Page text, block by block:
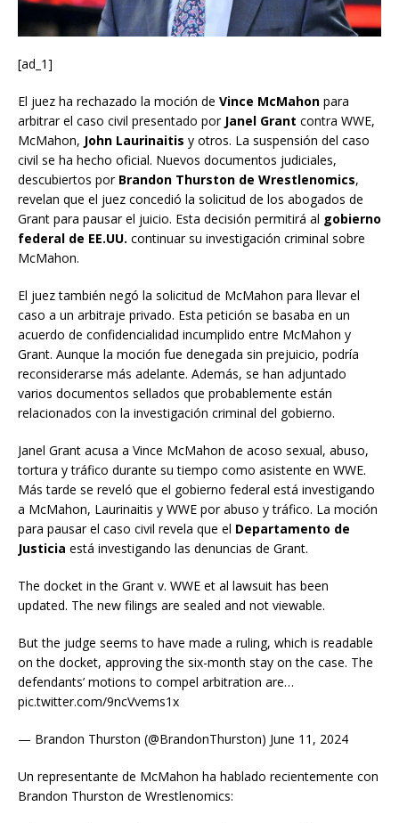
[ad_1]
El juez ha rechazado la moción de Vince McMahon para
arbitrar el caso civil presentado por Janel Grant contra WWE,
McMahon, John Laurinaitis y otros. La suspensión del caso
civil se ha hecho oficial. Nuevos documentos judiciales,
descubiertos por Brandon Thurston de Wrestlenomics,
revelan que el juez concedió la solicitud de los abogados de
Grant para pausar el juicio. Esta decisión permitirá al gobierno
federal de EE.UU. continuar su investigación criminal sobre
McMahon.
El juez también negó la solicitud de McMahon para llevar el
caso a un arbitraje privado. Esta petición se basaba en un
acuerdo de confidencialidad incumplido entre McMahon y
Grant. Aunque la moción fue denegada sin prejuicio, podría
reconsiderarse más adelante. Además, se han adjuntado
varios documentos sellados que probablemente están
relacionados con la investigación criminal del gobierno.
Janel Grant acusa a Vince McMahon de acoso sexual, abuso,
tortura y tráfico durante su tiempo como asistente en WWE.
Más tarde se reveló que el gobierno federal está investigando
a McMahon, Laurinaitis y WWE por abuso y tráfico. La moción
para pausar el caso civil revela que el Departamento de
Justicia está investigando las denuncias de Grant.
The docket in the Grant v. WWE et al lawsuit has been
updated. The new filings are sealed and not viewable.
But the judge seems to have made a ruling, which is readable
on the docket, approving the six-month stay on the case. The
defendants’ motions to compel arbitration are…
pic.twitter.com/9ncVvems1x
— Brandon Thurston (@BrandonThurston) June 11, 2024
Un representante de McMahon ha hablado recientemente con
Brandon Thurston de Wrestlenomics: